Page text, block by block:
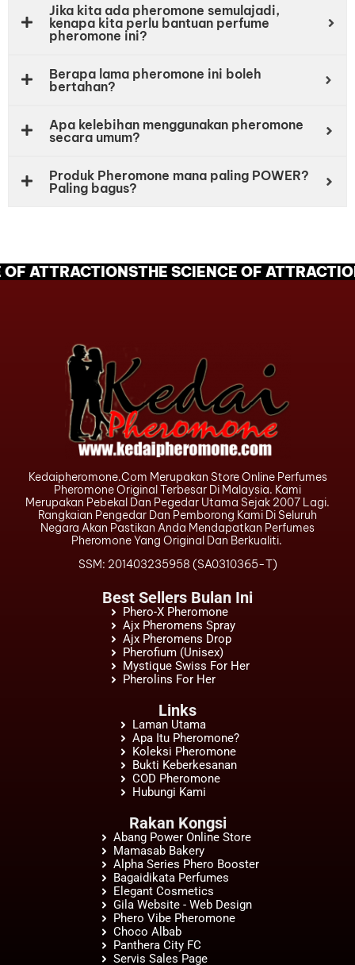
Jika kita ada pheromone semulajadi,
kenapa kita perlu bantuan perfume
pheromone ini?
Berapa lama pheromone ini boleh
bertahan?
Apa kelebihan menggunakan pheromone
secara umum?
Produk Pheromone mana paling POWER?
Paling bagus?
ATTRACTIONSTHE SCIENCE OF ATTRACTIONS
Kedaipheromone.com Merupakan Store Online Perfumes
Pheromone Original Terbesar Di Malaysia. Kami
Merupakan Pebekal Dan Pegedar Utama Sejak 2007 Lagi.
Rangkaian Pengedar Dan Pemborong Kami Di Seluruh
Negara Akan Pastikan Anda Mendapatkan Perfumes
Pheromone Yang Original Dan Berkualiti.
SSM: 201403235958 (SA0310365-T)
Best Sellers Bulan Ini
Phero-X Pheromone
Ajx Pheromens Spray
Ajx Pheromens Drop
Pherofium (Unisex)
Mystique Swiss For Her
Pherolins For Her
Links
Laman Utama
Apa Itu Pheromone?
Koleksi Pheromone
Bukti Keberkesanan
COD Pheromone
Hubungi Kami
Rakan Kongsi
Abang Power Online Store
Mamasab Bakery
Alpha Series Phero Booster
Bagaidikata Perfumes
Elegant Cosmetics
Gila Website - Web Design
Phero Vibe Pheromone
Choco Albab
Panthera City FC
Servis Sales Page